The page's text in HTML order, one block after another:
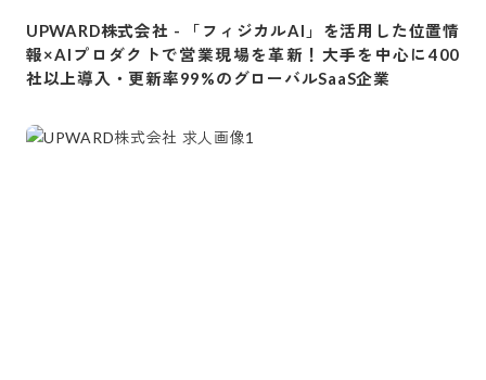
UPWARD株式会社 -
「フィジカルAI」を活用した位置情
報×AIプロダクトで営業現場を革新！大手を中心に400
社以上導入・更新率99%のグローバルSaaS企業